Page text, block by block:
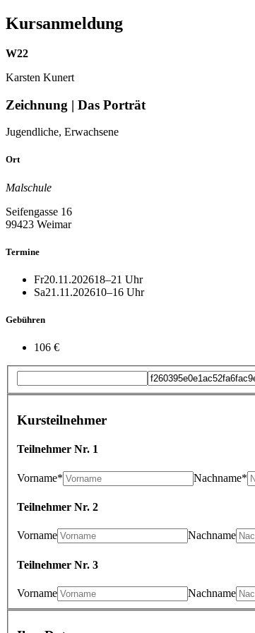
Kursanmeldung
W22
Karsten Kunert
Zeichnung | Das Porträt
Jugendliche, Erwachsene
Ort
Malschule
Seifengasse 16
99423 Weimar
Termine
Fr20.11.202618–21 Uhr
Sa21.11.202610–16 Uhr
Gebühren
106 €
Kursteilnehmer
Teilnehmer Nr. 1
Vorname* Nachname*
Teilnehmer Nr. 2
Vorname Nachname
Teilnehmer Nr. 3
Vorname Nachname